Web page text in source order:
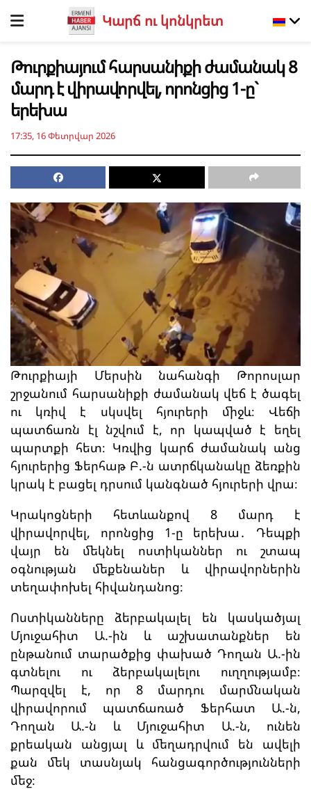
Կարճ ու կոնկրետ
Թուրքիայում հարսանիքի ժամանակ 8
մարդ է վիրավորվել, որոնցից 1-ը`
երեխա
17:35, 16 Փետրվար 2026
Թուրքիայի Մերսին նահանգի Թորոսլար
շրջանում հարսանիքի ժամանակ վեճ է ծագել
ու կռիվ է սկսվել հյուրերի միջև։ Վեճի
պատճառն էլ նշվում է, որ կապված է եղել
պարտքի հետ։ Կռվից կարճ ժամանակ անց
հյուրերից Ֆերհաթ Բ.-ն ատրճկանակը ձեռքին
կրակ է բացել դրսում կանգնած հյուրերի վրա։
Կրակոցների հետևանքով 8 մարդ է
վիրավորվել, որոնցից 1-ը երեխա․ Դեպքի
վայր են մեկնել ոստիկաններ ու շտապ
օգնության մեքենաներ և վիրավորներին
տեղափոխել հիվանդանոց։
Ոստիկանները ձերբակալել են կասկածյալ
Մյուջահիտ Ա.-ին և աշխատանքներ են
ընթանում տարածքից փախած Դողան Ա.-ին
գտնելու ու ձերբակալելու ուղղությամբ։
Պարզվել է, որ 8 մարդու մարմնական
վիրավորում պատճառած Ֆերհատ Ա.-ն,
Դողան Ա.-ն և Մյուջահիտ Ա.-ն, ունեն
քրեական անցյալ և մեղադրվում են ավելի
քան մեկ տասնյակ հանցագործությունների
մեջ։